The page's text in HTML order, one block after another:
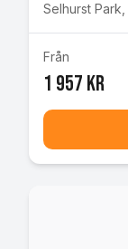
Selhurst Park
Från
1 957 kr